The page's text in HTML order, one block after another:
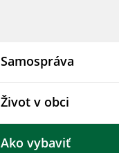
Samospráva
Život v obci
Ako vybaviť